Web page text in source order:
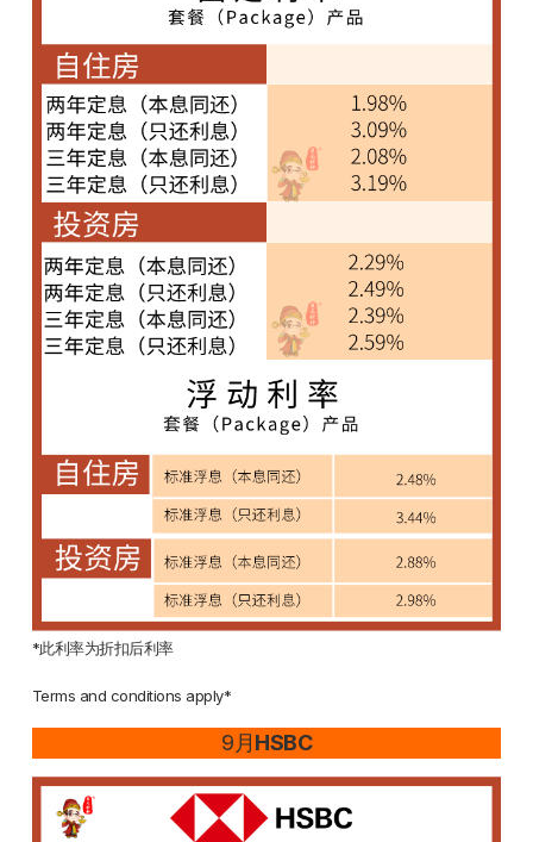
*此利率为折扣后利率
Terms and conditions apply*
9月HSBC